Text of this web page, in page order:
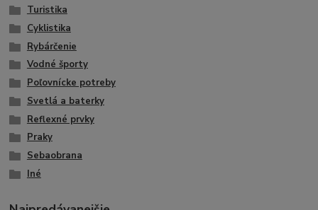
Turistika
Cyklistika
Rybárčenie
Vodné športy
Poľovnícke potreby
Svetlá a baterky
Reflexné prvky
Praky
Sebaobrana
Iné